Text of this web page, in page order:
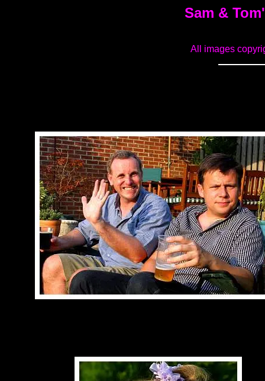
Sam &
All images